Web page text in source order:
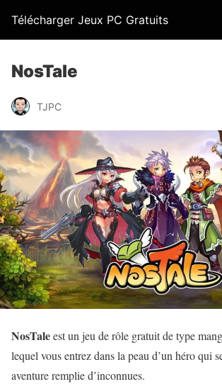
Télécharger Jeux PC Gratuits
NosTale
TJPC
NosTaleest un jeu de rôle gratuit de type
lequel vous entrez dans la peau d’un héro qui
aventure remplie d’inconnues.